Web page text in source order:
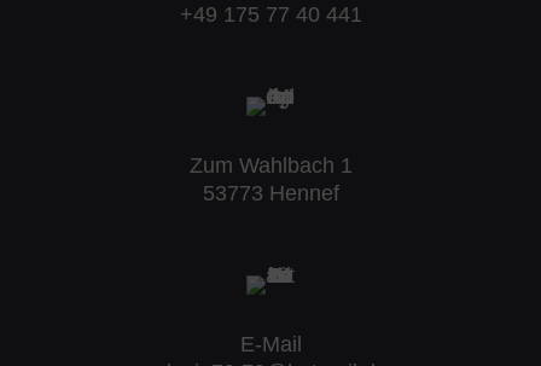
+49 175 77 40 441
Zum Wahlbach 1
53773 Hennef
E-Mail